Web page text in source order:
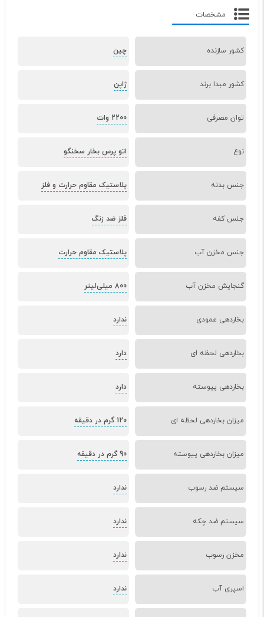
مشخصات
کشور سازنده چین
کشور مبدا برند ژاپن
توان مصرفی 2200 وات
نوع اتو پرس بخار سخنگو
جنس بدنه پلاستیک مقاوم حرارت و فلز
جنس کفه فلز ضد زنگ
جنس مخزن آب پلاستیک مقاوم حرارت
گنجایش مخزن آب 800 میلی‌لیتر
بخاردهی عمودی ندارد
بخاردهی لحظه ای دارد
بخاردهی پیوسته دارد
میزان بخاردهی لحظه ای 120 گرم در دقیقه
میزان بخاردهی پیوسته 90 گرم در دقیقه
سیستم ضد رسوب ندارد
سیستم ضد چکه ندارد
مخزن رسوب ندارد
اسپری آب ندارد